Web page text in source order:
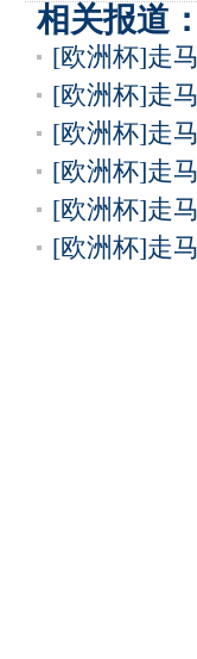
相关报道：
[欧洲杯]走
[欧洲杯]走
[欧洲杯]走
[欧洲杯]走
[欧洲杯]走
[欧洲杯]走